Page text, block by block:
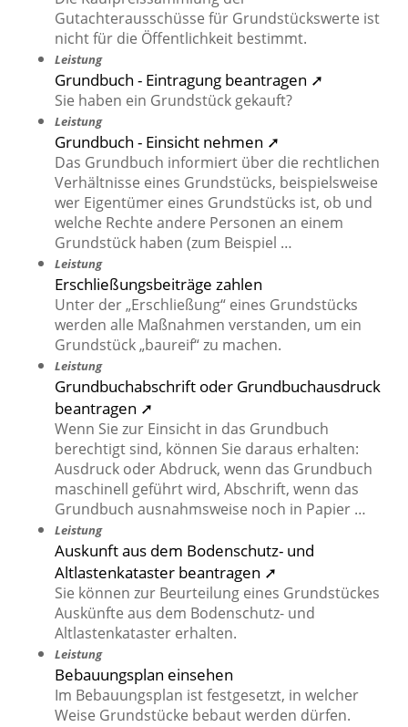
Gutachterausschüsse für Grundstückswerte ist
nicht für die Öffentlichkeit bestimmt.
Leistung
Grundbuch - Eintragung beantragen ➚
Sie haben ein Grundstück gekauft?
Leistung
Grundbuch - Einsicht nehmen ➚
Das Grundbuch informiert über die rechtlichen
Verhältnisse eines Grundstücks, beispielsweise
wer Eigentümer eines Grundstücks ist, ob und
welche Rechte andere Personen an einem
Grundstück haben (zum Beispiel …
Leistung
Erschließungsbeiträge zahlen
Unter der „Erschließung“ eines Grundstücks
werden alle Maßnahmen verstanden, um ein
Grundstück „baureif“ zu machen.
Leistung
Grundbuchabschrift oder Grundbuchausdruck
beantragen ➚
Wenn Sie zur Einsicht in das Grundbuch
berechtigt sind, können Sie daraus erhalten:
Ausdruck oder Abdruck, wenn das Grundbuch
maschinell geführt wird, Abschrift, wenn das
Grundbuch ausnahmsweise noch in Papier …
Leistung
Auskunft aus dem Bodenschutz- und
Altlastenkataster beantragen ➚
Sie können zur Beurteilung eines Grundstückes
Auskünfte aus dem Bodenschutz- und
Altlastenkataster erhalten.
Leistung
Bebauungsplan einsehen
Im Bebauungsplan ist festgesetzt, in welcher
Weise Grundstücke bebaut werden dürfen.